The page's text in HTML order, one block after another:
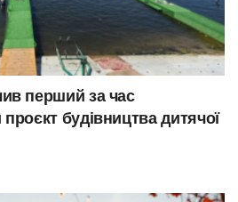
перший за час
будівництва дитячої